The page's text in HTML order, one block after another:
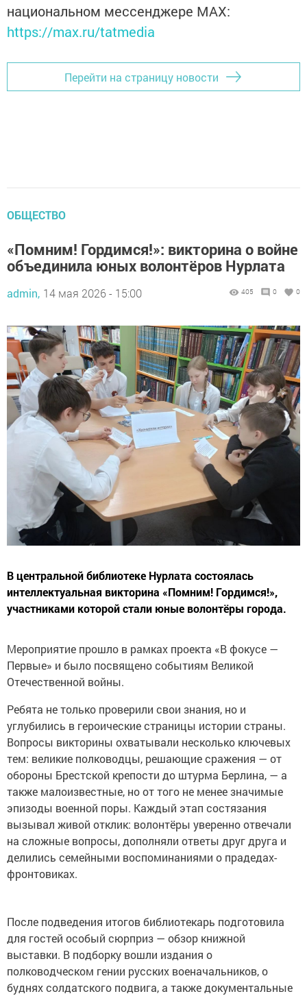
национальном мессенджере MАХ:
https://max.ru/tatmedia
Перейти на страницу новости
ОБЩЕСТВО
«Помним! Гордимся!»: викторина о войне
объединила юных волонтёров Нурлата
admin, 14 мая 2026 - 15:00 405 0 0
В центральной библиотеке Нурлата состоялась
интеллектуальная викторина «Помним! Гордимся!»,
участниками которой стали юные волонтёры города.
Мероприятие прошло в рамках проекта «В фокусе —
Первые» и было посвящено событиям Великой
Отечественной войны.
Ребята не только проверили свои знания, но и
углубились в героические страницы истории страны.
Вопросы викторины охватывали несколько ключевых
тем: великие полководцы, решающие сражения — от
обороны Брестской крепости до штурма Берлина, — а
также малоизвестные, но от того не менее значимые
эпизоды военной поры. Каждый этап состязания
вызывал живой отклик: волонтёры уверенно отвечали
на сложные вопросы, дополняли ответы друг друга и
делились семейными воспоминаниями о прадедах-
фронтовиках.
После подведения итогов библиотекарь подготовила
для гостей особый сюрприз — обзор книжной
выставки. В подборку вошли издания о
полководческом гении русских военачальников, о
буднях солдатского подвига, а также документальные